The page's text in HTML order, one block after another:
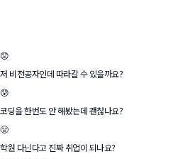
😟
저 비전공자인데 따라갈 수 있을까요?
😰
코딩을 한번도 안 해봤는데 괜찮나요?
😤
학원 다닌다고 진짜 취업이 되나요?